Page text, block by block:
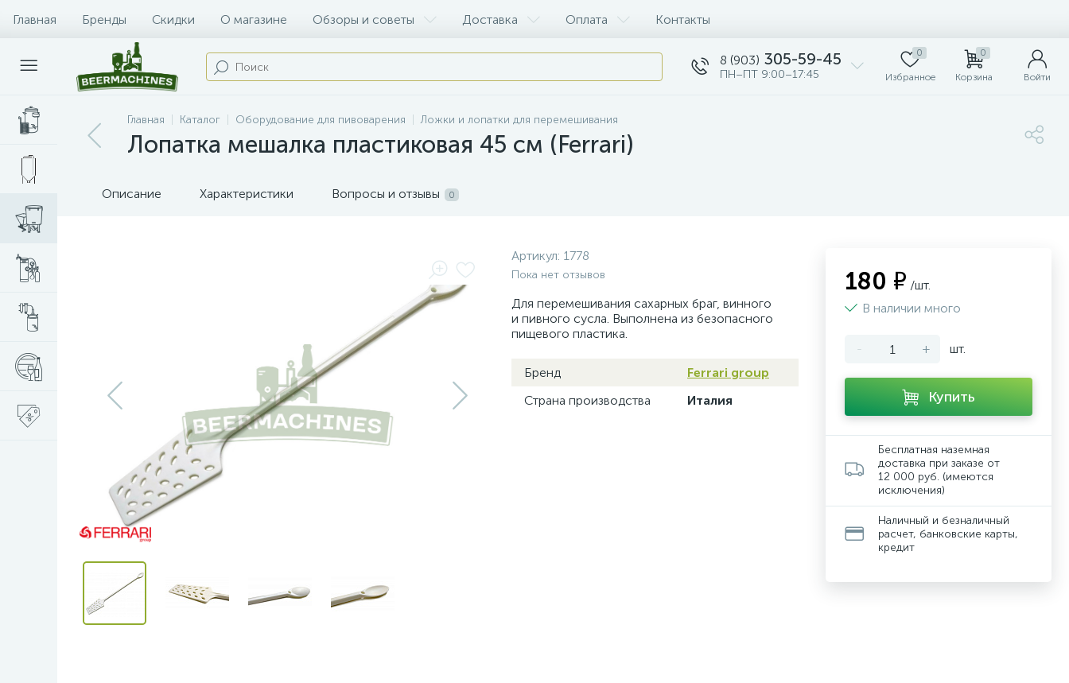
Главная Бренды Скидки О магазине Обзоры и советы Доставка Оплата Контакты
8 (903) 305-59-45
ПН–ПТ 9:00–17:45
0
Избранное
0
Корзина Войти
Главная Каталог Оборудование для пивоварения Ложки и лопатки для перемешивания
Лопатка мешалка пластиковая 45 см (Ferrari)
Описание Характеристики Вопросы и отзывы 0
Артикул: 1778
Пока нет отзывов
Для перемешивания сахарных браг, винного
и пивного сусла. Выполнена из безопасного
пищевого пластика.
Бренд
Ferrari group
Страна производства
Италия
180 ₽ /шт.
В наличии много
- + шт.
Купить
Бесплатная наземная
доставка при заказе от
12 000 руб. (имеются
исключения)
Наличный и безналичный
расчет, банковские карты,
кредит